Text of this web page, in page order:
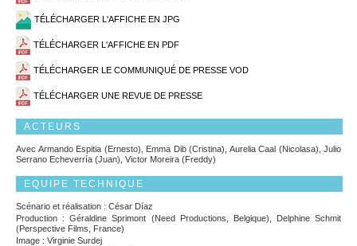
TÉLÉCHARGER L'AFFICHE EN JPG
TÉLÉCHARGER L'AFFICHE EN PDF
TÉLÉCHARGER LE COMMUNIQUÉ DE PRESSE VOD
TÉLÉCHARGER UNE REVUE DE PRESSE
ACTEURS
Avec Armando Espitia (Ernesto), Emma Dib (Cristina), Aurelia Caal (Nicolasa), Julio
Serrano Echeverría (Juan), Victor Moreira (Freddy)
EQUIPE TECHNIQUE
Scénario et réalisation : César Díaz
Production : Géraldine Sprimont (Need Productions, Belgique), Delphine Schmit
(Perspective Films, France)
Image : Virginie Surdej